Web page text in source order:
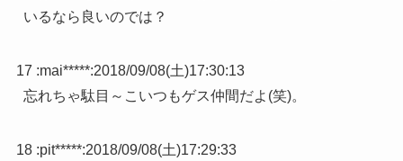
いるなら良いのでは？
17 :mai*****:2018/09/08(土)17:30:13
忘れちゃ駄目～こいつもゲス仲間だよ(笑)。
18 :pit*****:2018/09/08(土)17:29:33